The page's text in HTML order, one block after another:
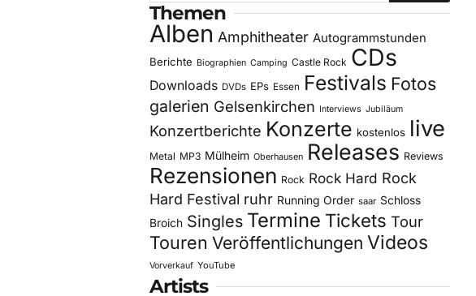
Themen
Alben Amphitheater Autogrammstunden
Berichte Biographien Camping Castle Rock CDs
Downloads DVDs EPs Essen Festivals Fotos
galerien Gelsenkirchen Interviews Jubiläum
Konzertberichte Konzerte kostenlos live
Metal MP3 Mülheim Oberhausen Releases Reviews
Rezensionen Rock Rock Hard Rock
Hard Festival ruhr Running Order saar Schloss
Broich Singles Termine Tickets Tour
Touren Veröffentlichungen Videos
Vorverkauf YouTube
Artists